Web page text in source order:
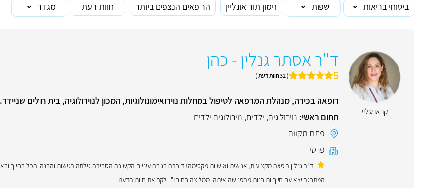
ביטוחי בריאות שפות זימון תור אונליין הרופאים הנצפים ביותר חוות דעת מגדר
קראו עליי
ד"ר אסתר גנלין - כהן
5 ( 32 חוות דעת )
רופאה בכירה, מנהלת המרפאה לטיפול במחלות נוירואימונולוגיות, המכון לנוירולוגיה, בית חולים שניידר.
תחום ראשי: נוירולוגיה, ילדים, נוירולוגיה ילדים
פתח תקווה
פרטי
המתבגר יצא עם חיוך ותובנות מהפגישה איתה. ממליצה בחום!" לקריאת חוות הדעת